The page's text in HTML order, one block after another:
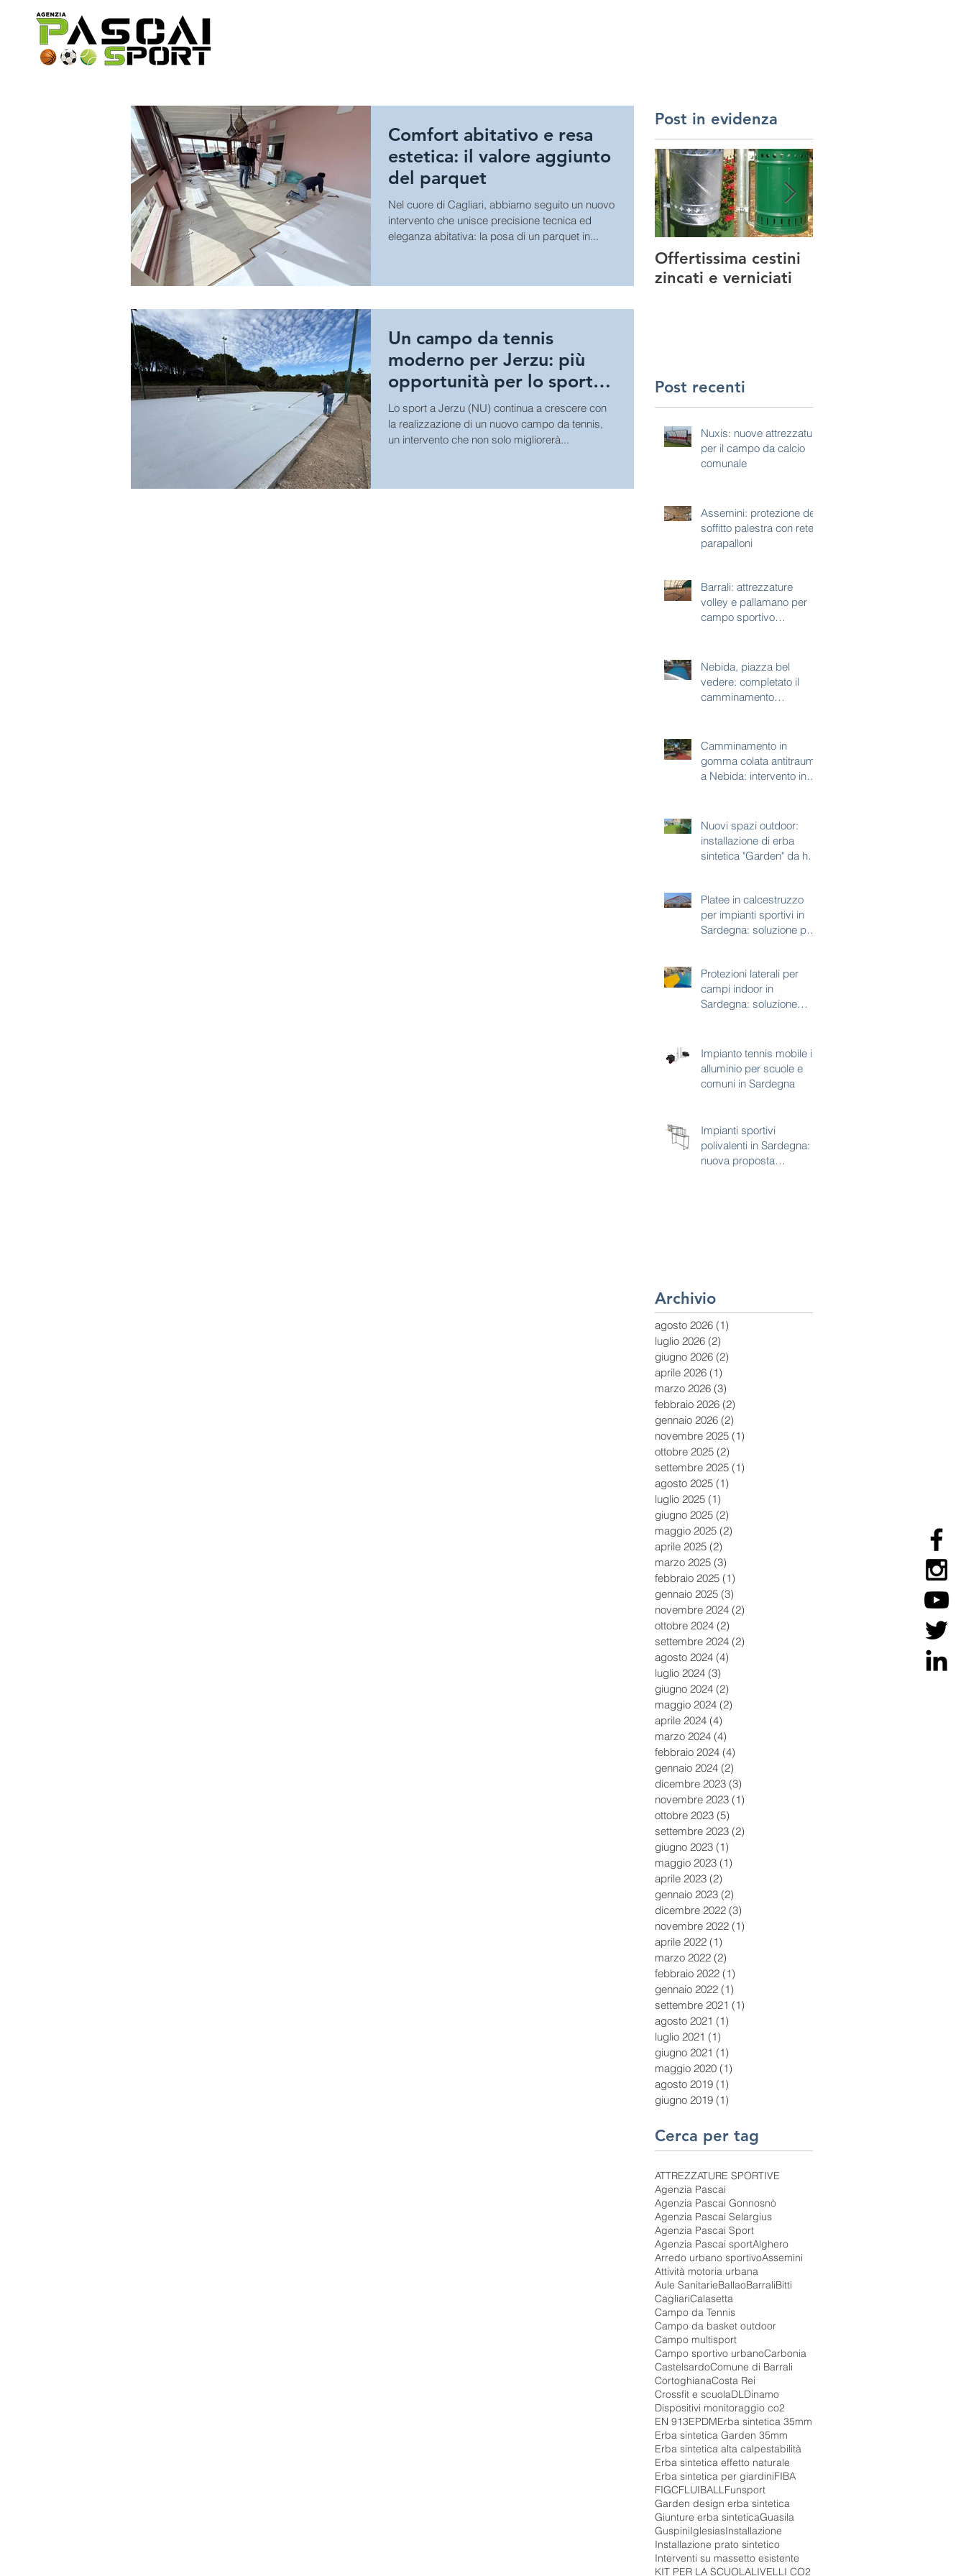
Comfort abitativo e resa
estetica: il valore aggiunto
del parquet
Nel cuore di Cagliari, abbiamo seguito un nuovo
intervento che unisce precisione tecnica ed
eleganza abitativa: la posa di un parquet in...
Un campo da tennis
moderno per Jerzu: più
opportunità per lo sport
locale
Lo sport a Jerzu (NU) continua a crescere con
la realizzazione di un nuovo campo da tennis,
un intervento che non solo migliorerà...
Post in evidenza
Offertissima cestini
zincati e verniciati
Post recenti
Nuxis: nuove attrezzature
per il campo da calcio
comunale
Assemini: protezione del
soffitto palestra con rete
parapalloni
Barrali: attrezzature
volley e pallamano per
campo sportivo
Nebida, piazza bel
vedere: completato il
camminamento
Camminamento in
gomma colata antitrauma
a Nebida: intervento in
Nuovi spazi outdoor:
installazione di erba
sintetica "Garden" da h35
Platee in calcestruzzo
per impianti sportivi in
Sardegna: soluzione per
Protezioni laterali per
campi indoor in
Sardegna: soluzione
Impianto tennis mobile in
alluminio per scuole e
comuni in Sardegna
Impianti sportivi
polivalenti in Sardegna:
nuova proposta
Archivio
agosto 2026 (1)
luglio 2026 (2)
giugno 2026 (2)
aprile 2026 (1)
marzo 2026 (3)
febbraio 2026 (2)
gennaio 2026 (2)
novembre 2025 (1)
ottobre 2025 (2)
settembre 2025 (1)
agosto 2025 (1)
luglio 2025 (1)
giugno 2025 (2)
maggio 2025 (2)
aprile 2025 (2)
marzo 2025 (3)
febbraio 2025 (1)
gennaio 2025 (3)
novembre 2024 (2)
ottobre 2024 (2)
settembre 2024 (2)
agosto 2024 (4)
luglio 2024 (3)
giugno 2024 (2)
maggio 2024 (2)
aprile 2024 (4)
marzo 2024 (4)
febbraio 2024 (4)
gennaio 2024 (2)
dicembre 2023 (3)
novembre 2023 (1)
ottobre 2023 (5)
settembre 2023 (2)
giugno 2023 (1)
maggio 2023 (1)
aprile 2023 (2)
gennaio 2023 (2)
dicembre 2022 (3)
novembre 2022 (1)
aprile 2022 (1)
marzo 2022 (2)
febbraio 2022 (1)
gennaio 2022 (1)
settembre 2021 (1)
agosto 2021 (1)
luglio 2021 (1)
giugno 2021 (1)
maggio 2020 (1)
agosto 2019 (1)
giugno 2019 (1)
Cerca per tag
ATTREZZATURE SPORTIVE
Agenzia Pascai
Agenzia Pascai Gonnosnò
Agenzia Pascai Selargius
Agenzia Pascai Sport
Agenzia Pascai sportAlghero
Arredo urbano sportivoAssemini
Attività motoria urbana
Aule SanitarieBallaoBarraliBitti
CagliariCalasetta
Campo da Tennis
Campo da basket outdoor
Campo multisport
Campo sportivo urbanoCarbonia
CastelsardoComune di Barrali
CortoghianaCosta Rei
Crossfit e scuolaDLDinamo
Dispositivi monitoraggio co2
EN 913EPDMErba sintetica 35mm
Erba sintetica Garden 35mm
Erba sintetica alta calpestabilità
Erba sintetica effetto naturale
Erba sintetica per giardiniFIBA
FIGCFLUIBALLFunsport
Garden design erba sintetica
Giunture erba sinteticaGuasila
GuspiniIglesiasInstallazione
Installazione prato sintetico
Interventi su massetto esistente
KIT PER LA SCUOLALIVELLI CO2